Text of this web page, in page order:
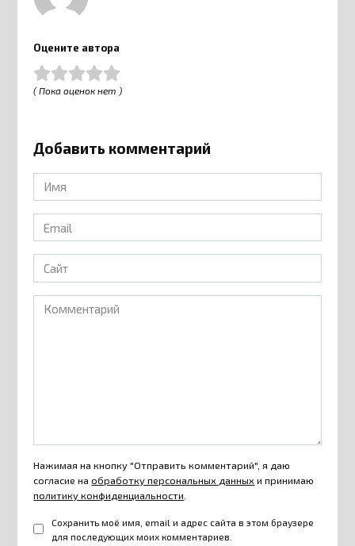
Оцените автора
( Пока оценок нет )
Добавить комментарий
Имя
*
Email
*
Сайт
Комментарий
Нажимая на кнопку "Отправить комментарий", я даю
согласие наобработку персональных данных и принимаю
политику конфиденциальности
Сохранить моё имя, email и адрес сайта в этом браузере
для последующих моих комментариев.